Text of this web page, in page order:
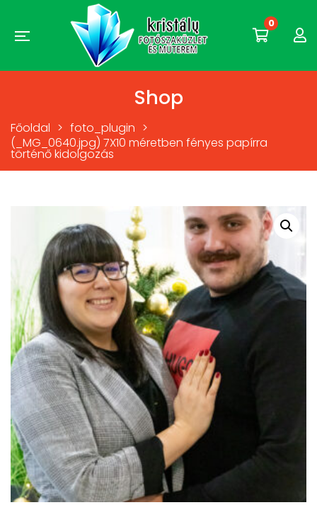
0
Shop
Főoldal > foto_plugin >
(_MG_0640.jpg) 7X10 méretben fényes papírra
történő kidolgozás